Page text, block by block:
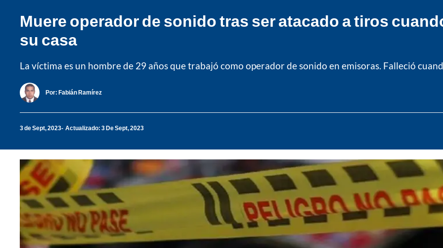
Muere operador de sonido tras ser atacado a tiros
su casa
La víctima es un hombre de 29 años que trabajó como operador de sonido en emisoras. Falleció
Por: Fabián Ramírez
3 de Sept, 2023 Actualizado: 3 De Sept, 2023